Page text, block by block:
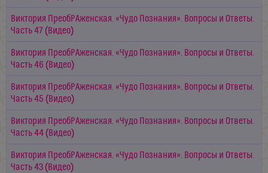
Виктория ПреобРАженская. «Чудо Познания». Вопросы и Ответы.
Часть 47 (Видео)
Виктория ПреобРАженская. «Чудо Познания». Вопросы и Ответы.
Часть 46 (Видео)
Виктория ПреобРАженская. «Чудо Познания». Вопросы и Ответы.
Часть 45 (Видео)
Виктория ПреобРАженская. «Чудо Познания». Вопросы и Ответы.
Часть 44 (Видео)
Виктория ПреобРАженская. «Чудо Познания». Вопросы и Ответы.
Часть 43 (Видео)